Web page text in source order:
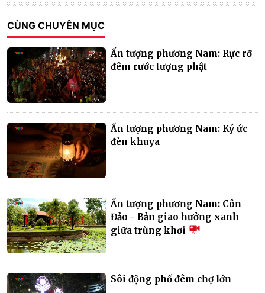
CÙNG CHUYÊN MỤC
Ấn tượng phương Nam: Rực rỡ
đêm rước tượng phật
Ấn tượng phương Nam: Ký ức
đèn khuya
Ấn tượng phương Nam: Côn
Đảo - Bản giao hưởng xanh
giữa trùng khơi
Sôi động phố đêm chợ lớn